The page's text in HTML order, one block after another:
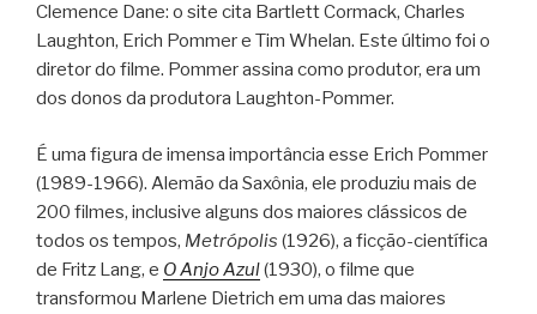
Clemence Dane: o site cita Bartlett Cormack, Charles
Laughton, Erich Pommer e Tim Whelan. Este último foi o
diretor do filme. Pommer assina como produtor, era um
dos donos da produtora Laughton-Pommer.
É uma figura de imensa importância esse Erich Pommer
(1989-1966). Alemão da Saxônia, ele produziu mais de
200 filmes, inclusive alguns dos maiores clássicos de
todos os tempos, Metrópolis (1926), a ficção-científica
de Fritz Lang, e O Anjo Azul(1930), o filme que
transformou Marlene Dietrich em uma das maiores